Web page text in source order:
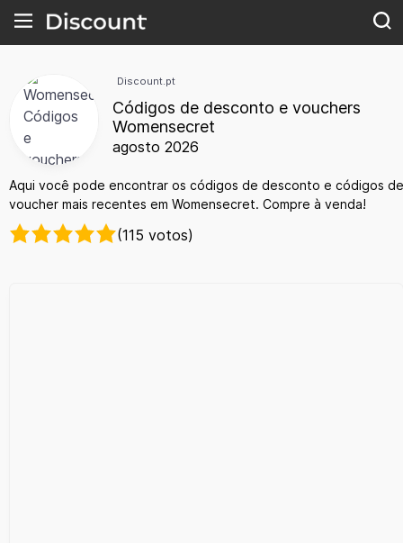
Discount.pt
Códigos de desconto e vouchers
Womensecret
agosto 2026
Aqui você pode encontrar os códigos de desconto e códigos de
voucher mais recentes em Womensecret. Compre à venda!
(115 votos)